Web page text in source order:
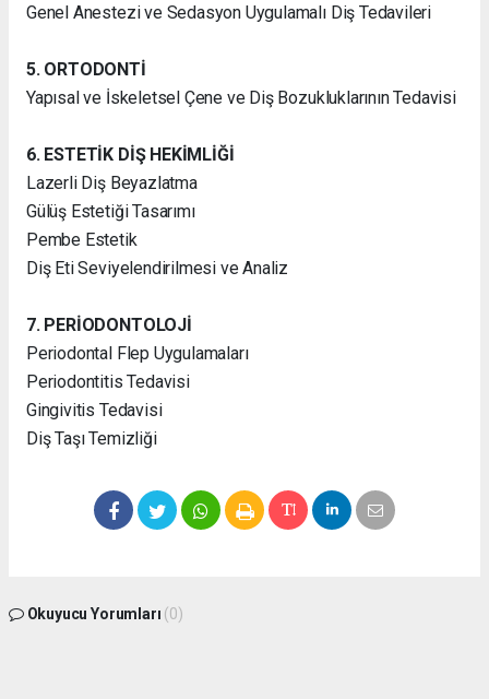
Genel Anestezi ve Sedasyon Uygulamalı Diş Tedavileri
5. ORTODONTİ
Yapısal ve İskeletsel Çene ve Diş Bozukluklarının Tedavisi
6. ESTETİK DİŞ HEKİMLİĞİ
Lazerli Diş Beyazlatma
Gülüş Estetiği Tasarımı
Pembe Estetik
Diş Eti Seviyelendirilmesi ve Analiz
7. PERİODONTOLOJİ
Periodontal Flep Uygulamaları
Periodontitis Tedavisi
Gingivitis Tedavisi
Diş Taşı Temizliği
Okuyucu Yorumları (0)